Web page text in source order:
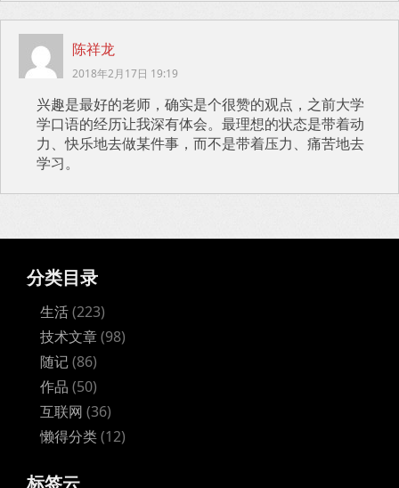
陈祥龙
2018年2月17日 19:19
兴趣是最好的老师，确实是个很赞的观点，之前大学
学口语的经历让我深有体会。最理想的状态是带着动
力、快乐地去做某件事，而不是带着压力、痛苦地去
学习。
分类目录
生活(223)
技术文章(98)
随记(86)
作品 (50)
互联网 (36)
懒得分类(12)